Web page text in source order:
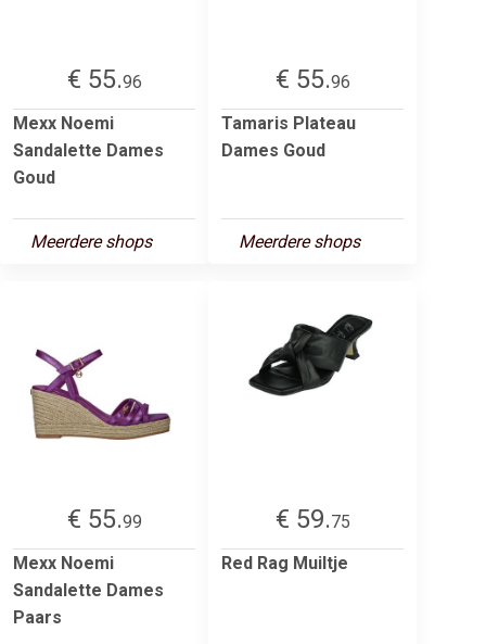
€ 55.96
Mexx Noemi
Sandalette Dames
Goud
Meerdere shops
€ 55.96
Tamaris Plateau
Dames Goud
Meerdere shops
€ 55.99
Mexx Noemi
Sandalette Dames
Paars
€ 59.75
Red Rag Muiltje